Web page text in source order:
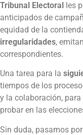
Tribunal Electoral les
anticipados de
equidad de la
irregularidades,
correspondientes.
Una tarea para la
tiempos de los
y la colaboración,
probar en las
Sin duda, pasamos